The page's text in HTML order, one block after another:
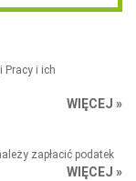
Pracy i ich
WIĘCEJ »
zapłacić podatek
WIĘCEJ »